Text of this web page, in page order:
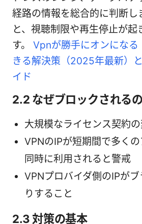
経路の情報を総合的に判断し
と、視聴制限や再生停止が起
す。 Vpnが勝手にオンになる
きる解決策（2025年最新）
イド
2.2 なぜブロックされる
大規模なライセンス契約
VPNのIPが短期間で多く
同時に利用されると警戒
VPNプロバイダ側のIPが
りすること
2.3 対策の基本